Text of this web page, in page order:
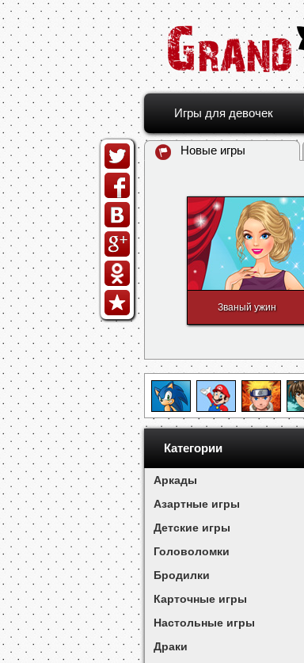
Игры для девочек
Новые игры
Званый ужин
Категории
Аркады
Азартные игры
Детские игры
Головоломки
Бродилки
Карточные игры
Настольные игры
Драки